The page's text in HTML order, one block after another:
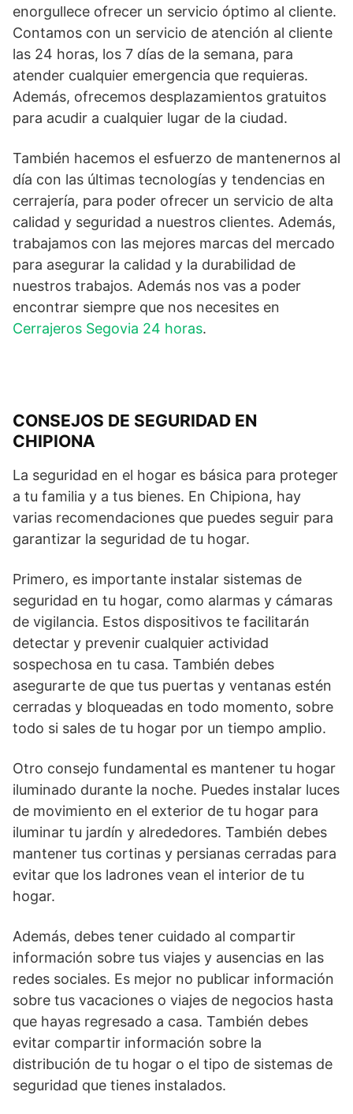
enorgullece ofrecer un servicio óptimo al cliente.
Contamos con un servicio de atención al cliente
las 24 horas, los 7 días de la semana, para
atender cualquier emergencia que requieras.
Además, ofrecemos desplazamientos gratuitos
para acudir a cualquier lugar de la ciudad.
También hacemos el esfuerzo de mantenernos al
día con las últimas tecnologías y tendencias en
cerrajería, para poder ofrecer un servicio de alta
calidad y seguridad a nuestros clientes. Además,
trabajamos con las mejores marcas del mercado
para asegurar la calidad y la durabilidad de
nuestros trabajos. Además nos vas a poder
encontrar siempre que nos necesites en
Cerrajeros Segovia 24 horas.
CONSEJOS DE SEGURIDAD EN
CHIPIONA
La seguridad en el hogar es básica para proteger
a tu familia y a tus bienes. En Chipiona, hay
varias recomendaciones que puedes seguir para
garantizar la seguridad de tu hogar.
Primero, es importante instalar sistemas de
seguridad en tu hogar, como alarmas y cámaras
de vigilancia. Estos dispositivos te facilitarán
detectar y prevenir cualquier actividad
sospechosa en tu casa. También debes
asegurarte de que tus puertas y ventanas estén
cerradas y bloqueadas en todo momento, sobre
todo si sales de tu hogar por un tiempo amplio.
Otro consejo fundamental es mantener tu hogar
iluminado durante la noche. Puedes instalar luces
de movimiento en el exterior de tu hogar para
iluminar tu jardín y alrededores. También debes
mantener tus cortinas y persianas cerradas para
evitar que los ladrones vean el interior de tu
hogar.
Además, debes tener cuidado al compartir
información sobre tus viajes y ausencias en las
redes sociales. Es mejor no publicar información
sobre tus vacaciones o viajes de negocios hasta
que hayas regresado a casa. También debes
evitar compartir información sobre la
distribución de tu hogar o el tipo de sistemas de
seguridad que tienes instalados.